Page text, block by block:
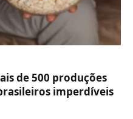
de 500 produções
imperdíveis